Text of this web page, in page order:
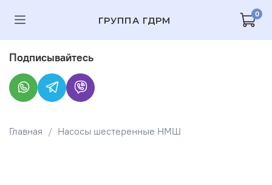
ГРУППА ГДРМ
0
Главная Насосы шестеренные НМШ
Подписывайтесь